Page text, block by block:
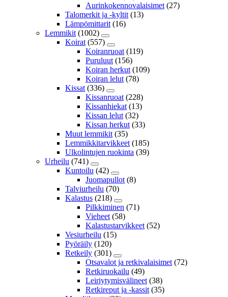
Aurinkokennovalaisimet (27)
Talomerkit ja -kyltit (13)
Lämpömittarit (16)
Lemmikit (1002)
Koirat (557)
Koiranruoat (119)
Puruluut (156)
Koiran herkut (109)
Koiran lelut (78)
Kissat (336)
Kissanruoat (228)
Kissanhiekat (13)
Kissan lelut (32)
Kissan herkut (33)
Muut lemmikit (35)
Lemmikkitarvikkeet (185)
Ulkolintujen ruokinta (39)
Urheilu (741)
Kuntoilu (42)
Juomapullot (8)
Talviurheilu (70)
Kalastus (218)
Pilkkiminen (71)
Vieheet (58)
Kalastustarvikkeet (52)
Vesiurheilu (15)
Pyöräily (120)
Retkeily (301)
Otsavalot ja retkivalaisimet (72)
Retkiruokailu (49)
Leiriytymisvälineet (38)
Retkireput ja -kassit (35)